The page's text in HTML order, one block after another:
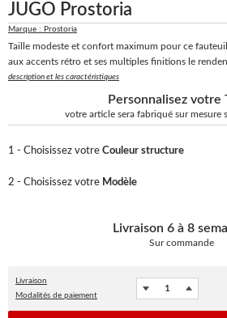
JUGO Prostoria
Marque : Prostoria
Taille modeste et confort maximum pour ce
aux accents rétro et ses multiples finitions le
description et les caractéristiques
Personnalisez votre
votre article sera fabriqué sur mesure
1 - Choisissez votre Couleur structure
2 - Choisissez votre Modèle
Livraison 6 à 8
Sur commande
Livraison
Modalités de paiement